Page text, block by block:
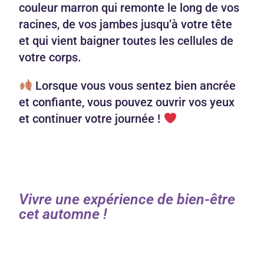
couleur marron qui remonte le long de vos
racines, de vos jambes jusqu’à votre tête
et qui vient baigner toutes les cellules de
votre corps.
Lorsque vous vous sentez bien ancrée
et confiante, vous pouvez ouvrir vos yeux
et continuer votre journée !
Vivre une expérience de bien-être
cet automne !